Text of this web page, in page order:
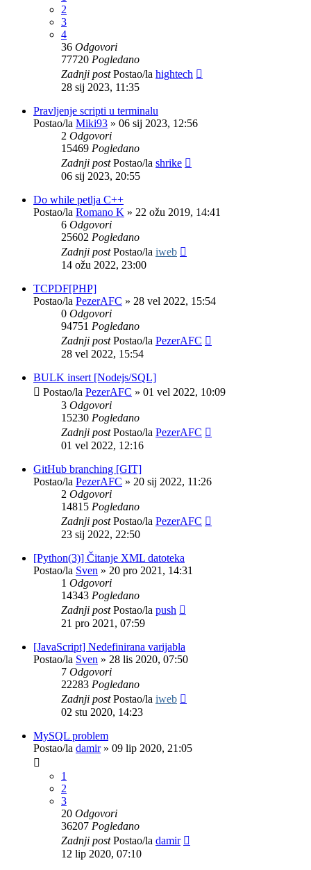
2
3
4
36 Odgovori
77720 Pogledano
Zadnji postPostao/la hightech
28 sij 2023, 11:35
Pravljenje scripti u terminalu
Postao/la Miki93 » 06 sij 2023, 12:56
2 Odgovori
15469 Pogledano
Zadnji postPostao/la shrike
06 sij 2023, 20:55
Do while petlja C++
Postao/la Romano K » 22 ožu 2019, 14:41
6 Odgovori
25602 Pogledano
Zadnji postPostao/la iweb
14 ožu 2022, 23:00
TCPDF[PHP]
Postao/la PezerAFC » 28 vel 2022, 15:54
0 Odgovori
94751 Pogledano
Zadnji postPostao/la PezerAFC
28 vel 2022, 15:54
BULK insert [Nodejs/SQL]
Postao/la PezerAFC » 01 vel 2022, 10:09
3 Odgovori
15230 Pogledano
Zadnji postPostao/la PezerAFC
01 vel 2022, 12:16
GitHub branching [GIT]
Postao/la PezerAFC » 20 sij 2022, 11:26
2 Odgovori
14815 Pogledano
Zadnji postPostao/la PezerAFC
23 sij 2022, 22:50
[Python(3)] Čitanje XML datoteka
Postao/la Sven » 20 pro 2021, 14:31
1 Odgovori
14343 Pogledano
Zadnji postPostao/la push
21 pro 2021, 07:59
[JavaScript] Nedefinirana varijabla
Postao/la Sven » 28 lis 2020, 07:50
7 Odgovori
22283 Pogledano
Zadnji postPostao/la iweb
02 stu 2020, 14:23
MySQL problem
Postao/la damir» 09 lip 2020, 21:05
1
2
3
20 Odgovori
36207 Pogledano
Zadnji postPostao/la damir
12 lip 2020, 07:10